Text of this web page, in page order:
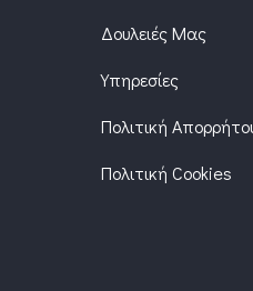
Δουλειές Μας
Υπηρεσίες
Πολιτική
Πολιτική Cookies